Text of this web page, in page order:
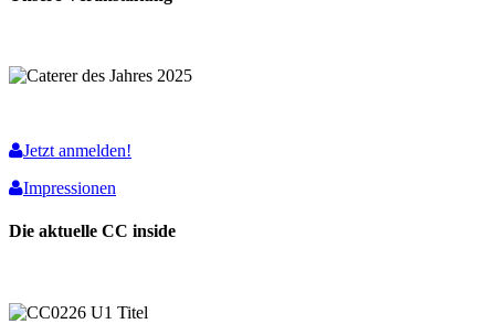
Jetzt anmelden!
Impressionen
Die aktuelle CC inside